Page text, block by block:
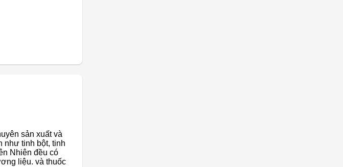
sản xuất và
như tinh bột, tinh
Nhiên đều có
liệu. và thuốc